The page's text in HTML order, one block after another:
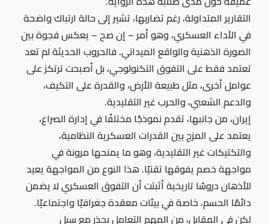
التقارير المتداولة، رغم تضاربها، تشير إلى حالة ارتباك واضحة
في الأداء العسكري، وهو أمر – إن صح – يعكس فجوة بين
الصورة الذهنية والواقع الميداني. فالحروب الحديثة لم تعد
تعتمد فقط على التفوق التكنولوجي، بل أصبحت ترتكز على
عوامل أخرى، مثل طبيعة الأرض، والقدرة على التكيف،
والدعم الشعبي، والحرب غير التقليدية.
إيران، من جانبها، تقدم نموذجًا مختلفًا في إدارة الصراع،
يعتمد على المزج بين القدرات العسكرية النظامية،
والتكتيكات غير التقليدية، وهو ما يمنحها مرونة في
مواجهة خصم يفوقها تقنيًا. هذا النوع من المواجهة يعيد
للأذهان دروسًا تاريخية أثبتت أن التفوق العسكري لا يضمن
دائمًا الحسم، خاصة في بيئات معقدة جغرافيًا واجتماعيًا.
لكن في المقابل، من المهم التعامل بحذر مع سيل